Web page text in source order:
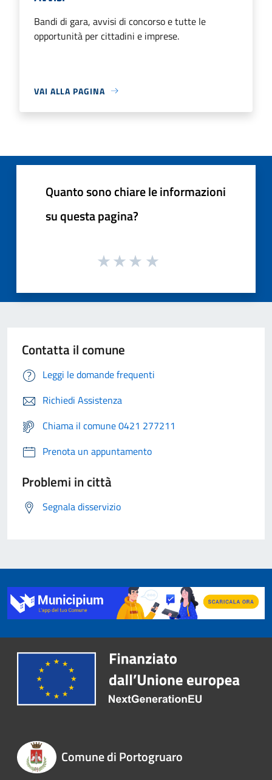
Bandi di gara, avvisi di concorso e tutte le
opportunità per cittadini e imprese.
VAI ALLA PAGINA
Quanto sono chiare le informazioni
su questa pagina?
Contatta il comune
Leggi le domande frequenti
Richiedi Assistenza
Chiama il comune 0421 277211
Prenota un appuntamento
Problemi in città
Segnala disservizio
Comune di Portogruaro